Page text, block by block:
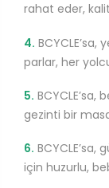
rahat eder,
4. BCYCLE’sa,
parlar, her
5.
gezinti bir
6.
için huzurlu,